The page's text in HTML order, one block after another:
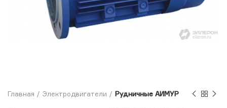
Главная Электродвигатели Рудничные АИМУР